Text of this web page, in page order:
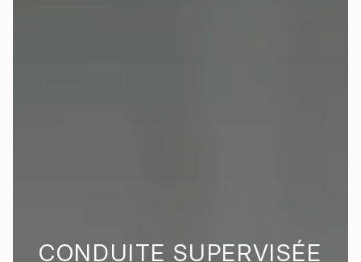
CONDUITE SUPERVISÉE